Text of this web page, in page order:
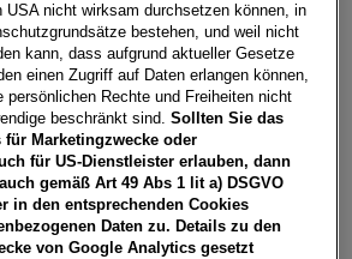
30 TFSI S line
, Niederösterreich
USA nicht wirksam durchsetzen können, in
bestehen, und weil nicht
kann, dass aufgrund aktueller Gesetze
einen Zugriff auf Daten erlangen können,
persönlichen Rechte und Freiheiten nicht
beschränkt sind.Sollten Sie das
für Marketingzwecke oder
für US-Dienstleister erlauben, dann
gemäß Art 49 Abs 1 lit a) DSGVO
in den entsprechenden Cookies
Daten zu. Details zu den
von Google Analytics gesetzt